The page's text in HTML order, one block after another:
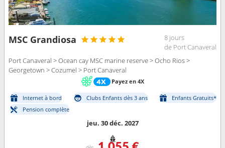
MSC Grandiosa
8 jours
de Port Canaveral
Port Canaveral > Ocean cay MSC marine reserve > Ocho Rios >
Georgetown > Cozumel > Port Canaveral
Payez en 4X
Internet à bord Clubs Enfants dès 3 ans
Enfants Gratuits*
Pension complète
jeu. 30 déc. 2027